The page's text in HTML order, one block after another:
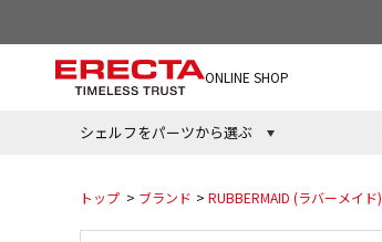
ONLINE SHOP
シェルフをパーツから選ぶ
トップ > ブランド > RUBBERMAID (ラバーメイド)